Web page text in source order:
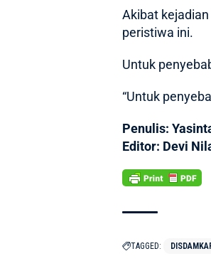
Akibat
peristiwa ini.
Untuk
“Untuk
Penulis:
Editor: Devi
TAGGED: